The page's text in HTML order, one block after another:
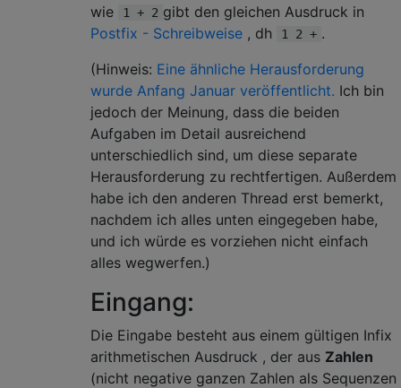
wie
1 + 2 gibt den gleichen Ausdruck in
Postfix - Schreibweise , dh 1 2 + .
(Hinweis: Eine ähnliche Herausforderung
wurde Anfang Januar veröffentlicht. Ich bin
jedoch der Meinung, dass die beiden
Aufgaben im Detail ausreichend
unterschiedlich sind, um diese separate
Herausforderung zu rechtfertigen. Außerdem
habe ich den anderen Thread erst bemerkt,
nachdem ich alles unten eingegeben habe,
und ich würde es vorziehen nicht einfach
alles wegwerfen.)
Eingang:
Die Eingabe besteht aus einem gültigen Infix
arithmetischen Ausdruck , der aus Zahlen
(nicht negative ganzen Zahlen als Sequenzen